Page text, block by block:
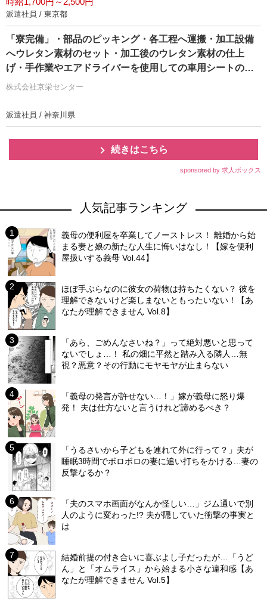
派遣社員 / 東京都
「寮完備」・部品のピッキング・各工程へ運搬・加工設備
へウレタン素材のセット・加工後のウレタン素材の仕上
げ・手作業やエアドライバーを使用しての車用シートの組
付け・製品の検査作業/即入寮/製造・工場
株式会社京栄センター
派遣社員 / 神奈川県
続きはこちら
sponsored by 求人ボックス
人気記事ランキング
義母の便利屋を卒業してノーストレス！ 離婚から始
まる妻と娘の新たな人生に悔いはなし！【嫁を便利
屋扱いする義母 Vol.44】
ほぼ手ぶらなのに彼女の荷物は持ちたくない？ 彼を
理解できないけど楽しまないともったいない！【あ
なたが理解できません Vol.8】
「あら、ごめんなさいね？」って絶対悪いと思って
ないでしょ…！ 私の畑に平然と踏み入る隣人…無
視？悪意？その行動にモヤモヤが止まらない
「義母の発言が許せない…！」嫁が義母に怒り爆
発！ 夫は仕方ないと言うけれど諦めるべき？
「うるさいから子どもを連れて外に行って？」夫が
睡眠3時間でボロボロの妻に追い打ちをかける…妻の
反撃なるか？
「夫のスマホ画面がなんか怪しい…」ジム通いで別
人のように変わった!? 夫が隠していた衝撃の事実と
は
結婚前提の付き合いに喜ぶよし子だったが…「うど
ん」と「オムライス」から始まる小さな違和感【あ
なたが理解できません Vol.5】